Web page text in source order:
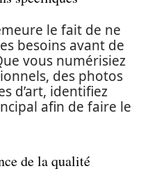
le fait de ne
besoins avant de
vous numérisiez
des photos
d’art, identifiez
afin de faire le
de la qualité